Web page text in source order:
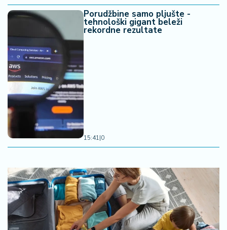
Porudžbine samo pljušte -
tehnološki gigant beleži
rekordne rezultate
15:41|0